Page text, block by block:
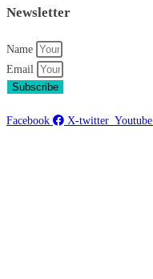
Newsletter
Name
Email
Subscribe
Facebook X-twitter Youtube